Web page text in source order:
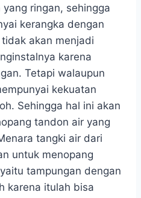
ringan, sehingga
kerangka dengan
akan menjadi
karena
Tetapi walaupun
kekuatan
Sehingga hal ini akan
tandon air yang
tangki air dari
untuk menopang
tampungan dengan
karena itulah bisa